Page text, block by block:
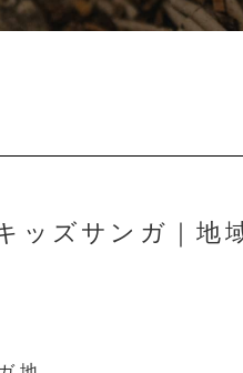
ズサンガ｜地